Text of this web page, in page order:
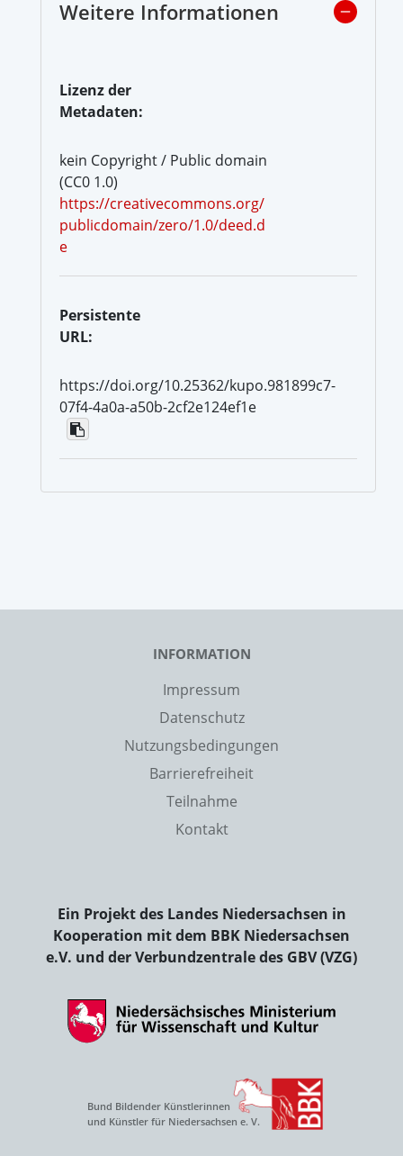
Weitere Informationen
Lizenz der
Metadaten:
kein Copyright / Public domain
(CC0 1.0)
https://creativecommons.org/
publicdomain/zero/1.0/deed.d
e
Persistente
URL:
https://doi.org/10.25362/kupo.981899c7-
07f4-4a0a-a50b-2cf2e124ef1e
INFORMATION
Impressum
Datenschutz
Nutzungsbedingungen
Barrierefreiheit
Teilnahme
Kontakt
Ein Projekt des Landes Niedersachsen in
Kooperation mit dem BBK Niedersachsen
e.V. und der Verbundzentrale des GBV (VZG)
Bund Bildender Künstlerinnen
und Künstler für Niedersachsen e. V.